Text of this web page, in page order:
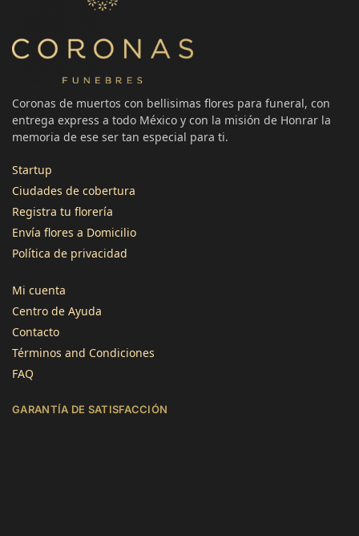
Coronas de muertos con bellisimas flores para funeral, con
entrega express a todo México y con la misión de Honrar la
memoria de ese ser tan especial para ti.
Startup
Ciudades de cobertura
Registra tu florería
Envía flores a Domicilio
Política de privacidad
Mi cuenta
Centro de Ayuda
Contacto
Términos and Condiciones
FAQ
GARANTÍA DE SATISFACCIÓN
3496 Reseñas
Cliente verificado